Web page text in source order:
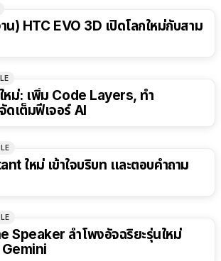
น) HTC EVO 3D เปิดโลกใหม่กับสาม
หม่: เพิ่ม Code Layers, ทำ
ดเต็มฟีเจอร์ AI
ใหม่ เข้าใจบริบท และตอบคำถาม
Speaker ลำโพงอัจฉริยะรุ่นใหม่